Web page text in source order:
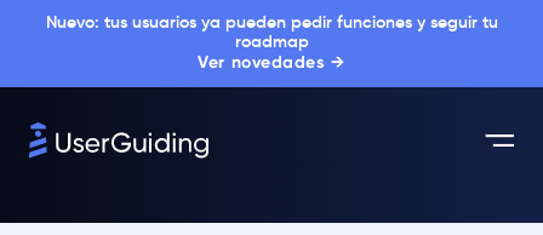
Nuevo: tus usuarios ya pueden pedir funciones y seguir tu
roadmap
Ver novedades →